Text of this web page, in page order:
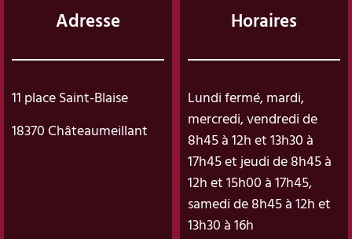
Adresse
11 place Saint-Blaise
18370 Châteaumeillant
Horaires
Lundi fermé, mardi,
mercredi, vendredi de
8h45 à 12h et 13h30 à
17h45 et jeudi de 8h45 à
12h et 15h00 à 17h45,
samedi de 8h45 à 12h et
13h30 à 16h